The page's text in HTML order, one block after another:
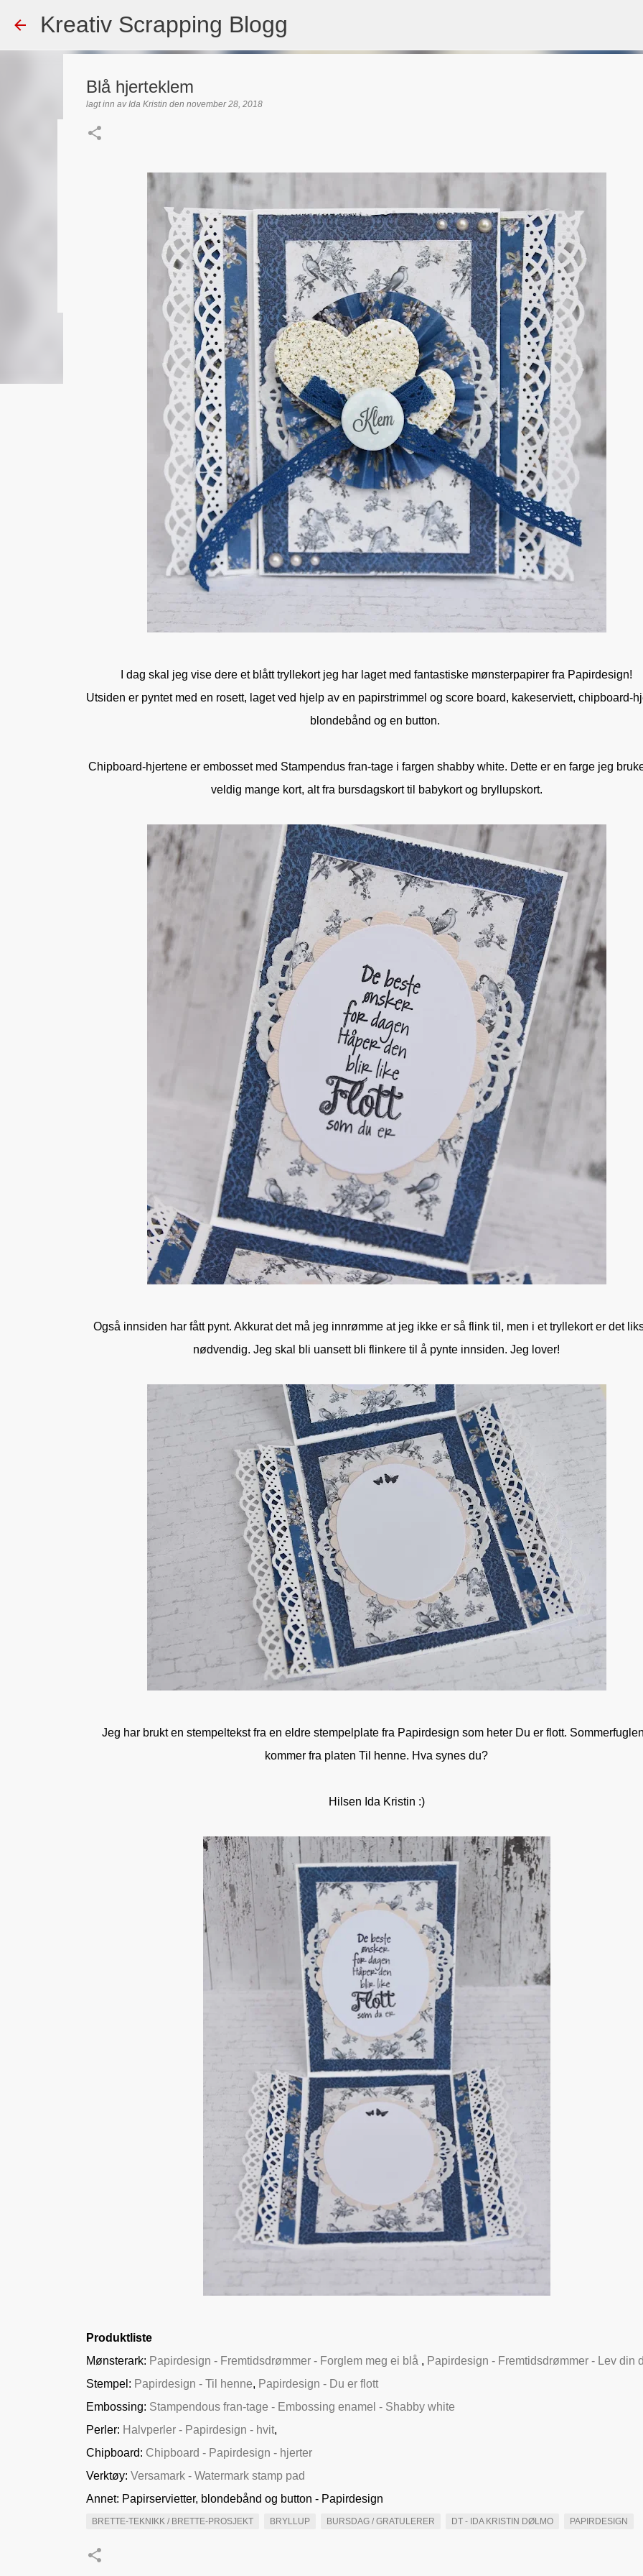
Kreativ Scrapping Blogg
Scrappadis denaugust 04, 2026 DT - BEATE HALVORSEN GAVEPOSE / POSEKORT PAPIRDESIGN SIMPLE AND BASIC
TEKST KLISTREMERKER / STICKERS
Blå hjerteklem
lagt inn avIda Kristin den november 28, 2018
I dag skal jeg vise dere et blått tryllekort jeg har laget med fantastiske mønsterpapirer fra Papirdesign!
Utsiden er pyntet med en rosett, laget ved hjelp av en papirstrimmel og score board, kakeserviett, chipboard-
blondebånd og en button.
Chipboard-hjertene er embosset med Stampendus fran-tage i fargen shabby white. Dette er en farge jeg
veldig mange kort, alt fra bursdagskort til babykort og bryllupskort.
Også innsiden har fått pynt. Akkurat det må jeg innrømme at jeg ikke er så flink til, men i et tryllekort er det
nødvendig. Jeg skal bli uansett bli flinkere til å pynte innsiden. Jeg lover!
Jeg har brukt en stempeltekst fra en eldre stempelplate fra Papirdesign som heter Du er flott.
kommer fra platen Til henne. Hva synes du?
Hilsen Ida Kristin :)
Produktliste
Mønsterark: Papirdesign - Fremtidsdrømmer - Forglem meg ei blå , Papirdesign - Fremtidsdrømmer - Lev din
Stempel: Papirdesign - Til henne, Papirdesign - Du er flott
Embossing: Stampendous fran-tage - Embossing enamel - Shabby white
Perler: Halvperler - Papirdesign - hvit,
Chipboard: Chipboard - Papirdesign - hjerter
Verktøy: Versamark - Watermark stamp pad
Annet: Papirservietter, blondebånd og button - Papirdesign
BRETTE-TEKNIKK / BRETTE-PROSJEKT BRYLLUP BURSDAG / GRATULERER DT - IDA KRISTIN DØLMO PAPIRDESIGN